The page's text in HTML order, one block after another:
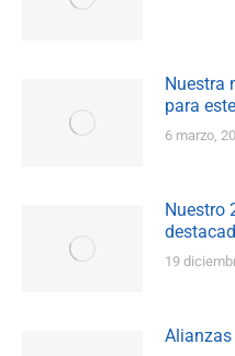
Nuestra
para
6 marzo,
Nuestro
19
Alianzas